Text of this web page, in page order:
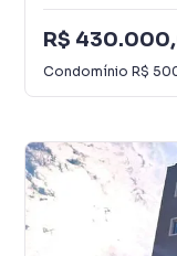
R$
Condomínio R$